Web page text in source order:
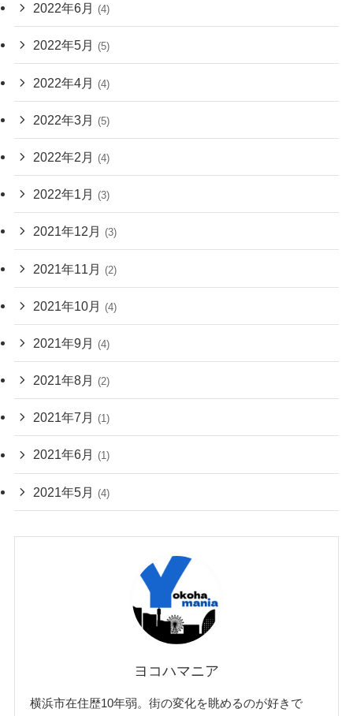
2022年6月 (4)
2022年5月 (5)
2022年4月 (4)
2022年3月 (5)
2022年2月 (4)
2022年1月 (3)
2021年12月 (3)
2021年11月 (2)
2021年10月 (4)
2021年9月 (4)
2021年8月 (2)
2021年7月 (1)
2021年6月 (1)
2021年5月 (4)
ヨコハマニア
横浜市在住歴10年弱。街の変化を眺めるのが好きで